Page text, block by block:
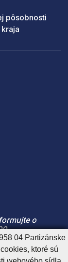
pôsobnosti
o
pozorovanie
04 Partizánske
ktoré sú